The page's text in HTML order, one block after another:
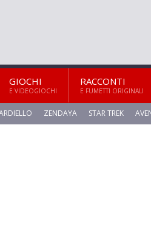
GIOCHI
E VIDEOGIOCHI
RACCONTI
E FUMETTI ORIGINALI
ZENDAYA STAR TREK